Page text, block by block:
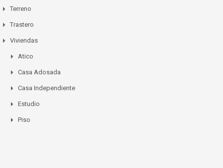
Terreno
Trastero
Viviendas
Atico
Casa Adosada
Casa Independiente
Estudio
Piso